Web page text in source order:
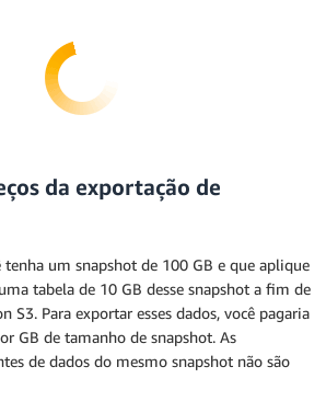
da exportação de
tenha um snapshot de 100 GB e que aplique
tabela de 10 GB desse snapshot a fim de
S3. Para exportar esses dados, você pagaria
GB de tamanho de snapshot. As
de dados do mesmo snapshot não são